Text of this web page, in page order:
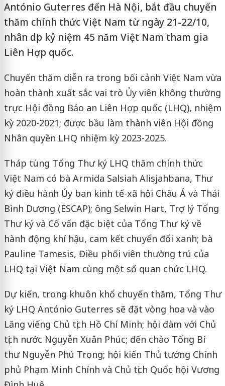
António Guterres đến Hà Nội, bắt đầu chuyến
thăm chính thức Việt Nam từ ngày 21-22/10,
nhân dịp kỷ niệm 45 năm Việt Nam tham gia
Liên Hợp quốc.
Chuyến thăm diễn ra trong bối cảnh Việt Nam vừa
hoàn thành xuất sắc vai trò Ủy viên không thường
trực Hội đồng Bảo an Liên Hợp quốc (LHQ), nhiệm
kỳ 2020-2021; được bầu làm thành viên Hội đồng
Nhân quyền LHQ nhiệm kỳ 2023-2025.
Tháp tùng Tổng Thư ký LHQ thăm chính thức
Việt Nam có bà Armida Salsiah Alisjahbana, Thư
ký điều hành Ủy ban kinh tế-xã hội Châu Á và Thái
Bình Dương (ESCAP); ông Selwin Hart, Trợ lý Tổng
Thư ký và Cố vấn đặc biệt của Tổng Thư ký về
hành động khí hậu, cam kết chuyển đổi xanh; bà
Pauline Tamesis, Điều phối viên thường trú của
LHQ tại Việt Nam cùng một số quan chức LHQ.
Dự kiến, trong khuôn khổ chuyến thăm, Tổng Thư
ký LHQ António Guterres sẽ đặt vòng hoa và vào
Lăng viếng Chủ tịch Hồ Chí Minh; hội đàm với Chủ
tịch nước Nguyễn Xuân Phúc; đến chào Tổng Bí
thư Nguyễn Phú Trọng; hội kiến Thủ tướng Chính
phủ Phạm Minh Chính và Chủ tịch Quốc hội Vương